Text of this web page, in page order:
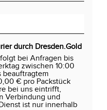
durch Dresden.Gold
bei Anfragen bis
zwischen 10:00
beauftragtem
€ pro Packstück
bei uns eintrifft,
Verbindung und
ist nur innerhalb